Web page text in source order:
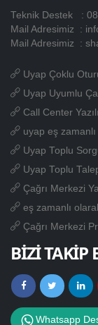
Teknik Destek :
Mail Adresimiz :
Mail Adresimiz :
Uyap Çoklu
Uyap Uyumlu
Call Center
uyap eş
Uyap Toplu
Uyap Toplu
Çağrı Merkezi
eş zamanlı
Çağrı Merkezi
BİZİ TAKİP
Whatsapp